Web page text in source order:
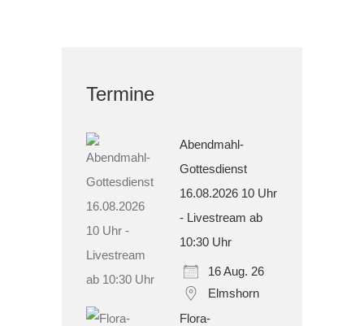
Termine
Abendmahl-
Gottesdienst
16.08.2026 10 Uhr
- Livestream ab
10:30 Uhr
16 Aug. 26
Elmshorn
Flora-